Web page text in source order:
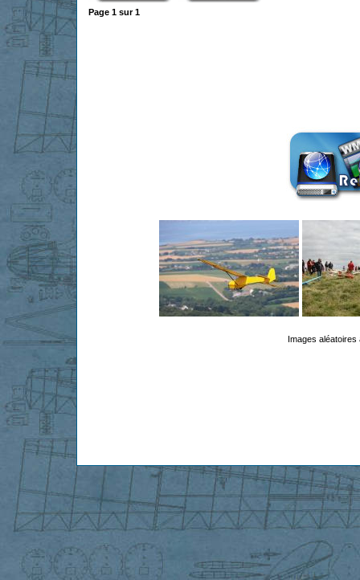
Page 1 sur1
Images aléatoires